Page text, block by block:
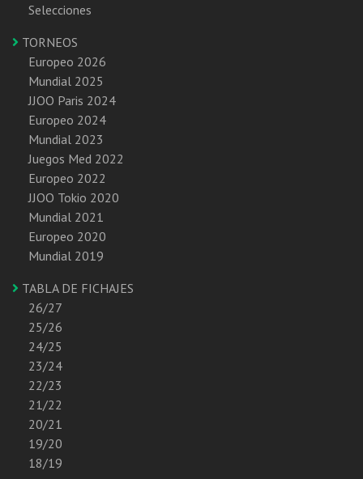
Selecciones
TORNEOS
Europeo 2026
Mundial 2025
JJOO Paris 2024
Europeo 2024
Mundial 2023
Juegos Med 2022
Europeo 2022
JJOO Tokio 2020
Mundial 2021
Europeo 2020
Mundial 2019
TABLA DE FICHAJES
26/27
25/26
24/25
23/24
22/23
21/22
20/21
19/20
18/19